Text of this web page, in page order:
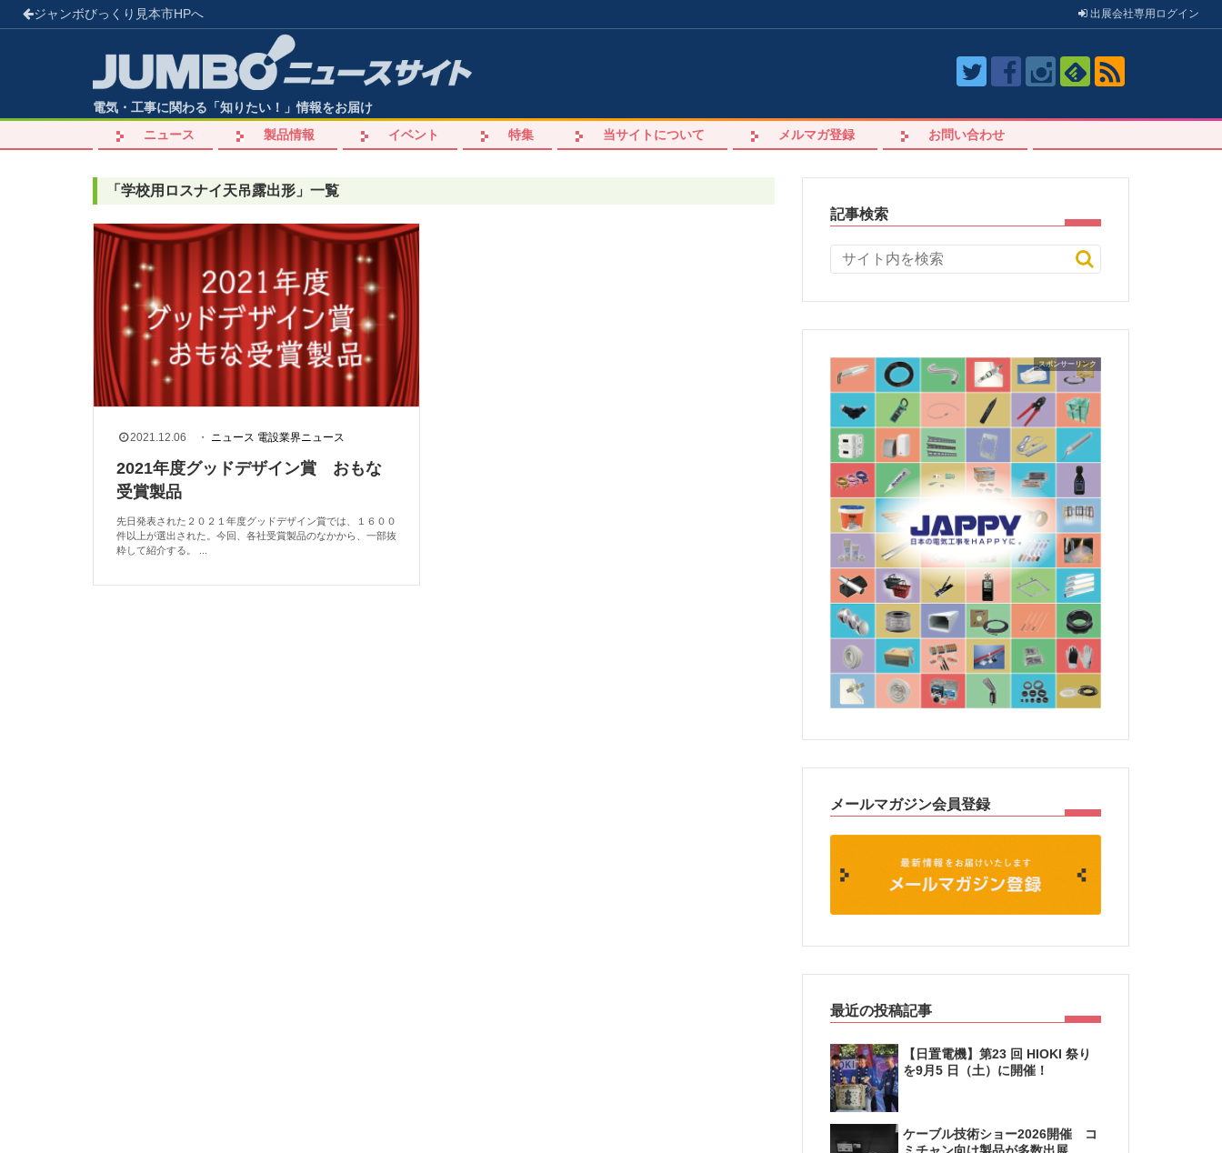
ジャンボびっくり見本市HPへ 出展会社専用 ログイン
電気・工事に関わる「知りたい！」情報をお届け
ニュース
製品情報 イベント 特集 当サイトについて メルマガ登録 お問い合わせ
「 学校用ロスナイ天吊露出形 」 一覧
2021.12.06 ・ ニュース 電設業界ニュース
2021年度グッドデザイン賞 おもな
受賞製品
先日発表された２０２１年度グッドデザイン賞では、１６００
件以上が選出された。今回、各社受賞製品のなかから、一部抜
粋して紹介する。 ...
記事検索
メールマガジン会員登録
最近の投稿記事
【日置電機】第23 回 HIOKI 祭り
を9月5 日（土）に開催！
ケーブル技術ショー2026開催 コ